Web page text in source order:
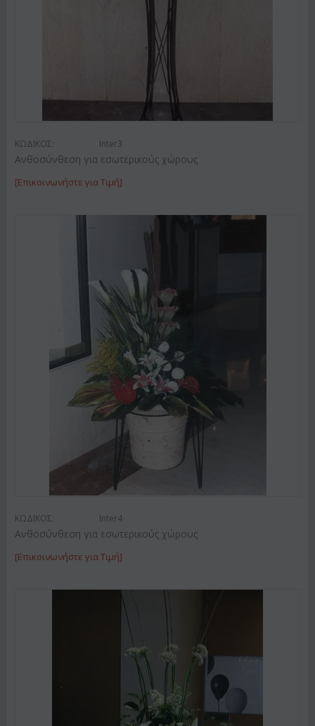
ΚΩΔΙΚΟΣ: Inter3
Ανθοσύνθεση για εσωτερικούς χώρους
[Επικοινωνήστε για Τιμή]
ΚΩΔΙΚΟΣ: Inter4
Ανθοσύνθεση για εσωτερικούς χώρους
[Επικοινωνήστε για Τιμή]